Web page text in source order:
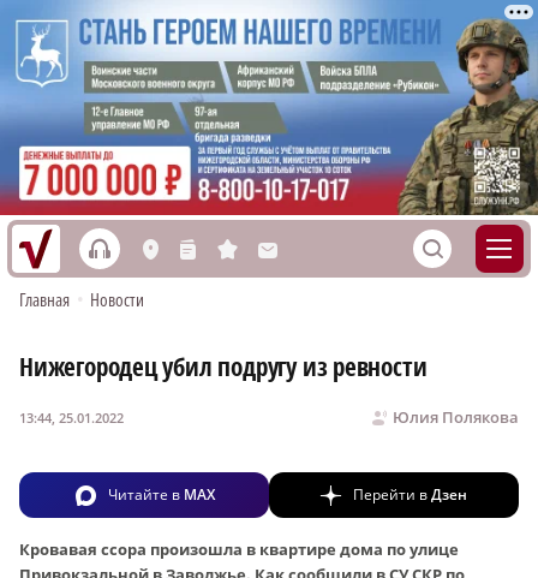
h L n s M S
Главная • Новости
Нижегородец убил подругу из ревности
Юлия Полякова
13:44, 25.01.2022
Читайте в MAX Перейти вДзен
Кровавая ссора произошла в квартире дома по улице